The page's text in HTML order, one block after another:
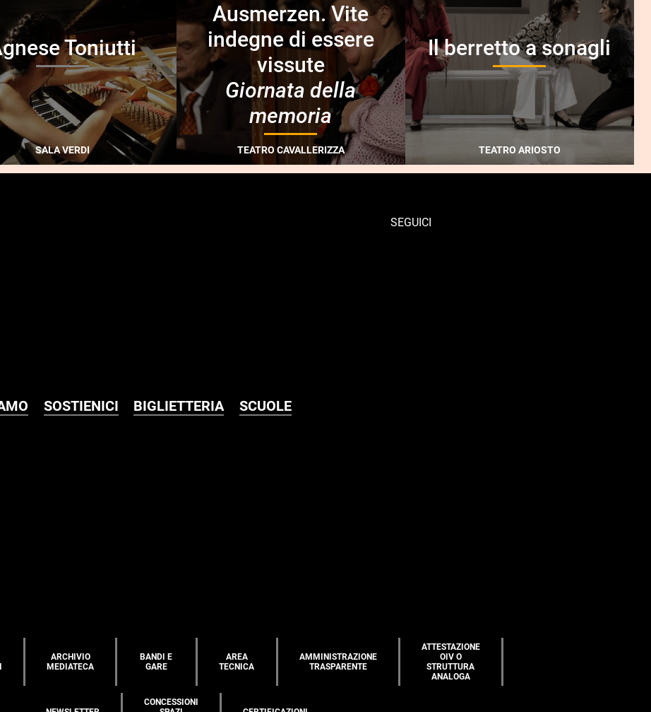
Toniutti
SALA VERDI
Ausmerzen. Vite
indegne di essere
vissute
Giornata della
memoria
TEATRO CAVALLERIZZA
Il berretto a sonagli
TEATRO ARIOSTO
SOSTIENICI BIGLIETTERIA SCUOLE
SEGUICI
ARCHIVIO
MEDIATECA
BANDI E
GARE
AREA
TECNICA
AMMINISTRAZIONE
TRASPARENTE
ATTESTAZIONE
OIV O
STRUTTURA
ANALOGA
CONCESSIONI